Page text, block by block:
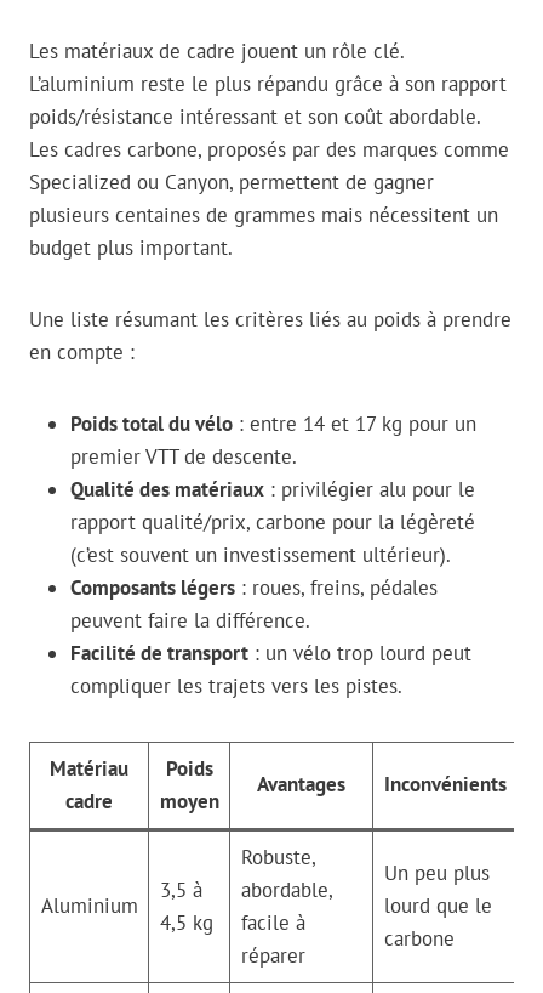
Les matériaux de cadre jouent un rôle clé.
L’aluminium reste le plus répandu grâce à son rapport
poids/résistance intéressant et son coût abordable.
Les cadres carbone, proposés par des marques comme
Specialized ou Canyon, permettent de gagner
plusieurs centaines de grammes mais nécessitent un
budget plus important.
Une liste résumant les critères liés au poids à prendre
en compte :
Poids total du vélo : entre 14 et 17 kg pour un
premier VTT de descente.
Qualité des matériaux : privilégier alu pour le
rapport qualité/prix, carbone pour la légèreté
(c’est souvent un investissement ultérieur).
Composants légers : roues, freins, pédales
peuvent faire la différence.
Facilité de transport : un vélo trop lourd peut
compliquer les trajets vers les pistes.
Matériau
cadre
Poids
moyen
Avantages Inconvénients
Aluminium
3,5 à
4,5 kg
Robuste,
abordable,
facile à
réparer
Un peu plus
lourd que le
carbone